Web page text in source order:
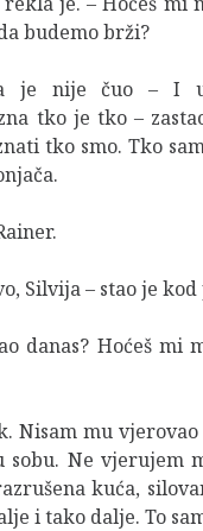
budemo brži?
je nije čuo – I
tko je tko –
tko smo. Tko
Silvija – stao je kod
danas? Hoćeš mi
Nisam mu vjerovao
sobu. Ne vjerujem
kuća,
i tako dalje. To